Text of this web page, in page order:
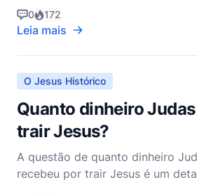
escriturísticas. Os Evangelhos nos
vislumbres da vida terrena de
Ele tinha uma casa pode nos dar
profundos s
0 172
Leia mais
O Jesus Histórico
Quanto dinheiro
trair Jesus?
A questão de quanto dinheiro
recebeu por trair Jesus é um